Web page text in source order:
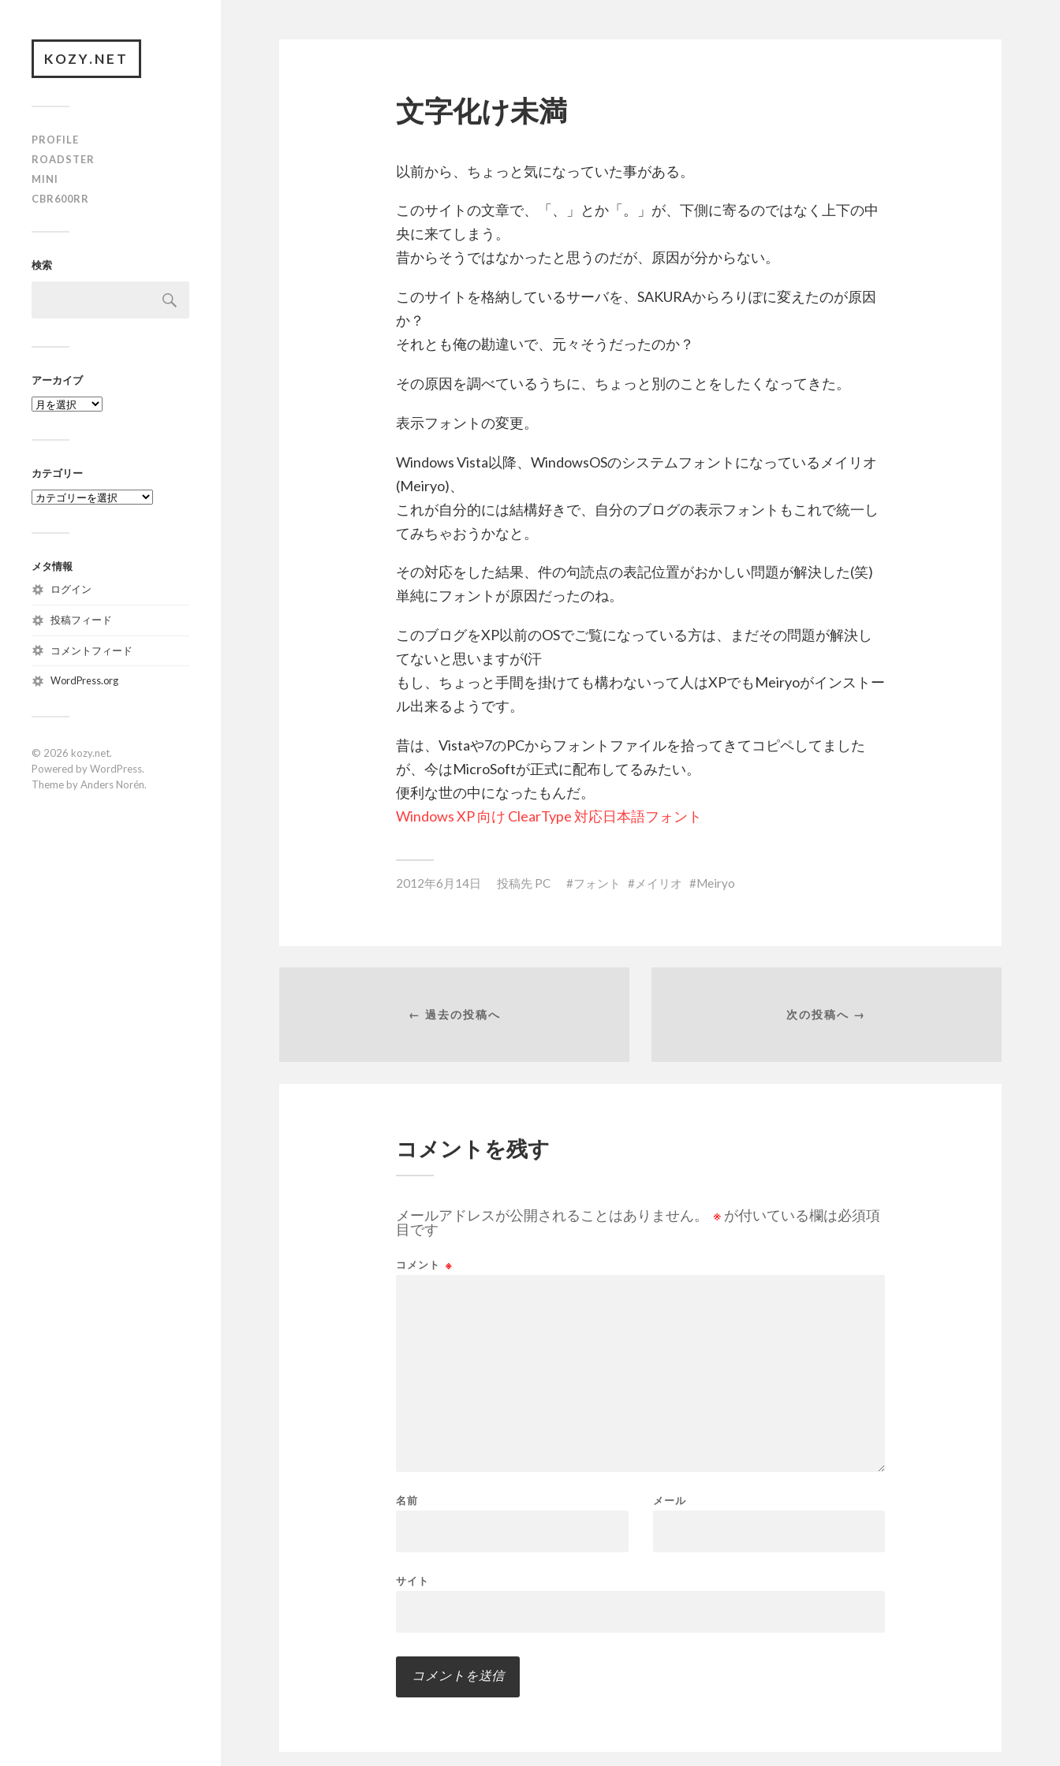
KOZY.NET
PROFILE
ROADSTER
MINI
CBR600RR
検索
アーカイブ
カテゴリー
メタ情報
ログイン
投稿フィード
コメントフィード
WordPress.org
© 2026 kozy.net.
Powered byWordPress.
Theme byAnders Norén.
文字化け未満
以前から、ちょっと気になっていた事がある。
このサイトの文章で、「、」とか「。」が、下側に寄るのではなく上下の中
央に来てしまう。
昔からそうではなかったと思うのだが、原因が分からない。
このサイトを格納しているサーバを、SAKURAからろりぽに変えたのが原因
か？
それとも俺の勘違いで、元々そうだったのか？
その原因を調べているうちに、ちょっと別のことをしたくなってきた。
表示フォントの変更。
Windows Vista以降、WindowsOSのシステムフォントになっているメイリオ
(Meiryo)、
これが自分的には結構好きで、自分のブログの表示フォントもこれで統一し
てみちゃおうかなと。
その対応をした結果、件の句読点の表記位置がおかしい問題が解決した(笑)
単純にフォントが原因だったのね。
このブログをXP以前のOSでご覧になっている方は、まだその問題が解決し
てないと思いますが(汗
もし、ちょっと手間を掛けても構わないって人はXPでもMeiryoがインストー
ル出来るようです。
昔は、Vistaや7のPCからフォントファイルを拾ってきてコピペしてました
が、今はMicroSoftが正式に配布してるみたい。
便利な世の中になったもんだ。
Windows XP 向け ClearType 対応日本語フォント
2012年6月14日 投稿先 PC フォント メイリオ Meiryo
← 過去の投稿へ 次の投稿へ →
コメントを残す
メールアドレスが公開されることはありません。 ※ が付いている欄は必須項
目です
コメント ※
名前 メール
サイト